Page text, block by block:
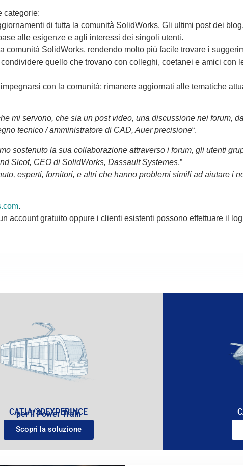
categorie:
di tutta la comunità SolidWorks. Gli ultimi post dei
alle esigenze e agli interessi dei singoli utenti.
comunità SolidWorks, rendendo molto più facile trovare i
quello che trovano con colleghi, coetanei e amici con
con la comunità; rimanere aggiornati alle tematiche
mi servono, che sia un post video, una discussione nei forum,
tecnico / amministratore di CAD, Auer precisione“.
sostenuto la sua collaborazione attraverso i forum, gli utenti
Sicot, CEO di SolidWorks, Dassault Systemes.”
esperti, fornitori, e altri che hanno problemi simili ad aiutare i
.
account gratuito oppure i clienti esistenti possono effettuare il
CATIA/3DEXPERINCE
per il Power Train
Scopri la soluzione